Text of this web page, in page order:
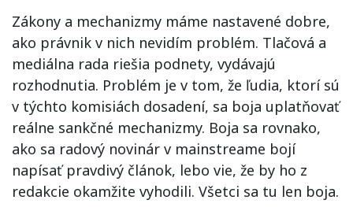
Zákony a mechanizmy máme nastavené dobre,
ako právnik v nich nevidím problém. Tlačová a
mediálna rada riešia podnety, vydávajú
rozhodnutia. Problém je v tom, že ľudia, ktorí sú
v týchto komisiách dosadení, sa boja uplatňovať
reálne sankčné mechanizmy. Boja sa rovnako,
ako sa radový novinár v mainstreame bojí
napísať pravdivý článok, lebo vie, že by ho z
redakcie okamžite vyhodili. Všetci sa tu len boja.